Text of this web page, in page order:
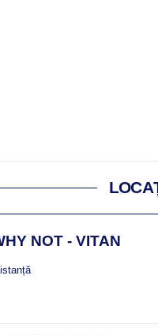
NOT - VITAN